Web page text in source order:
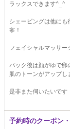
ラックスできます^_^
シェービングは他に
寧！
フェイシャルマッサー
パック後は顔がゆで卵
肌のトーンがアップし
是非また伺いたいです
予約時のクーポン